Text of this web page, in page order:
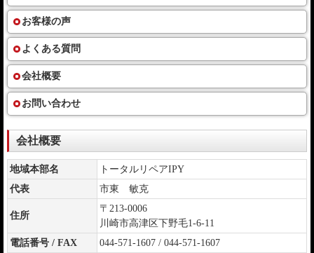
お客様の声
よくある質問
会社概要
お問い合わせ
会社概要
地域本部名
トータルリペアIPY
代表
市東 敏克
住所
〒213-0006
川崎市高津区下野毛1-6-11
電話番号 / FAX
044-571-1607 / 044-571-1607